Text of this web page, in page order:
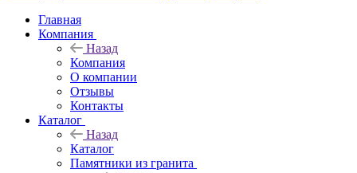
Главная
Компания
Назад
Компания
О компании
Отзывы
Контакты
Каталог
Назад
Каталог
Памятники из гранита